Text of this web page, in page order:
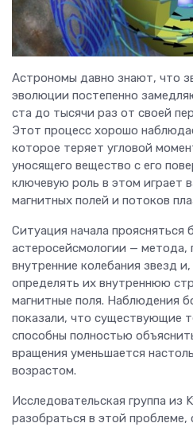
Астрономы давно знают, что
эволюции постепенно
ста до тысячи раз от своей
Этот процесс хорошо
которое теряет угловой
уносящего вещество с его
ключевую роль в этом играет
магнитных полей и потоков
Ситуация начала проясняться
астеросейсмологии — метода,
внутренние колебания звезд
определять их внутреннюю
магнитные поля. Наблюдения
показали, что существующие
способны полностью
вращения уменьшается
возрастом.
Исследовательская группа из
разобраться в этой